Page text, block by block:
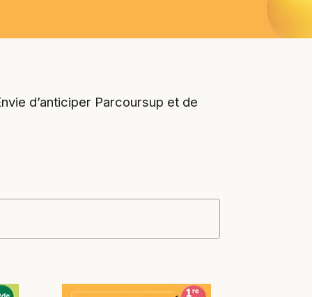
d’anticiper Parcoursup et de